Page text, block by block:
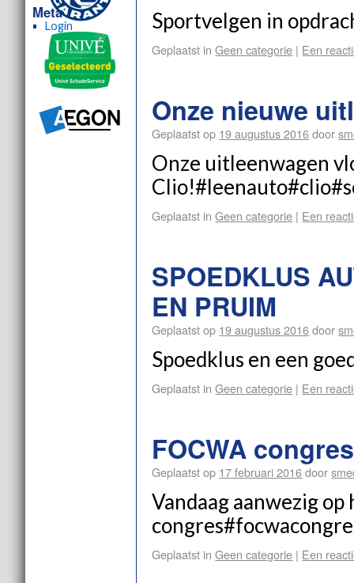
Sportvelgen in
Geplaatst in Geen categorie | Een
Onze nieuwe
Geplaatst op 19 augustus 2016 door
Onze uitleenwagen
Geplaatst in Geen categorie | Een
SPOEDKLUS
EN PRUIM
Geplaatst op 19 augustus 2016 door
Spoedklus en een
Geplaatst in Geen categorie | Een
FOCWA congres
Geplaatst op 17 februari 2016 door
Vandaag aanwezig
Geplaatst in Geen categorie | Een
Meta
Login